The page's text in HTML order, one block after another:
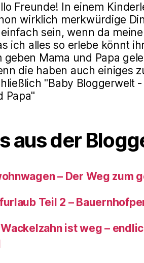
Freunde! In einem
wirklich merkwürdige
sein, wenn da
ich alles so erlebe könnt
geben Mama und Papa
die haben auch einiges
"Baby Bloggerwelt
Papa"
aus der
– Der Weg zum
Teil 2 –
ist weg –